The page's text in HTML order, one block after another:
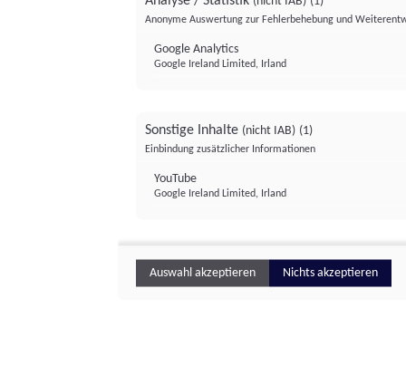
Anonyme Auswertung zur Fehlerbehebung und
Google Analytics
Google Ireland Limited, Irland
Sonstige Inhalte (nicht IAB) (1)
Einbindung zusätzlicher Informationen
YouTube
Google Ireland Limited, Irland
Auswahl akzeptieren Nichts akzeptieren